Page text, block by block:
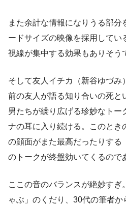
また余計な情報になりうる部
ードサイズの映像を採用してい
視線が集中する効果もありそう
そして友人イチカ（新谷ゆづみ
前の友人が語る知り合いの死と
男たちが繰り広げる珍妙なトー
ナの耳に入り続ける。このとき
の顔面がまた最高だったりする
のトークが終盤効いてくるので
ここの音のバランスが絶妙すぎ
ゃぶ」のくだり、30代の筆者